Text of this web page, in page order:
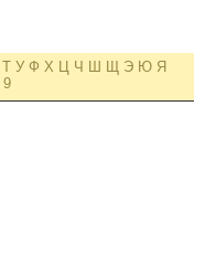
Т У Ф Х Ц Ч Ш Щ Э Ю Я
9